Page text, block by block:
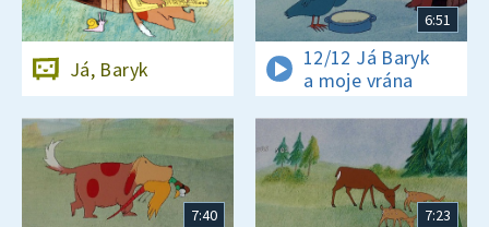
Já, Baryk
6:51
12/12 Já Baryk
a moje vrána
7:40 7:23